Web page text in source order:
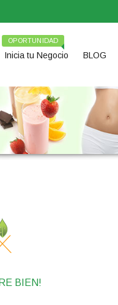
Inicia tu Negocio
OPORTUNIDAD
BLOG
BIEN!